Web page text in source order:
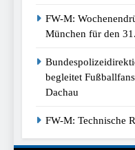
FW-M:
München für den
begleitet
Dachau
FW-M: Technische